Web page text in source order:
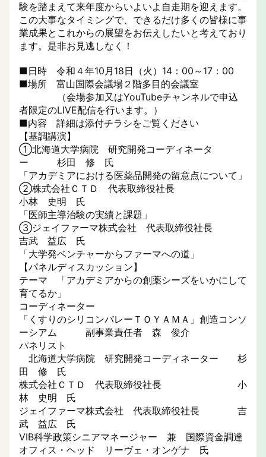
験を踏まえて来年度からいよいよ自走期を迎えます。
この大事なタイミングで、できるだけ多くの皆様に事
業成果とこれからの展望をお伝えしたいと考えており
ます。是非お見逃しなく！
■日時 令和４年10月18日（火）14：00～17：00
■場所 富山国際会議場２階多目的会議室
（会場参加又はYouTubeチャンネルで申込
者限定のLIVE配信を行います。）
■内容 詳細は添付チラシをご覧ください
【基調講演】
①北海道大学病院 研究開発コーディネータ
ー 杉田 修 氏
「アカデミアにおける医薬品開発の留意点について」
②株式会社ＣＴＤ 代表取締役社長
小林 史明 氏
「医師主導治験の実績と課題」
③ジェイファーマ株式会社 代表取締役社長
吉武 益広 氏
「大学発ベンチャーからファーマへの道」
【パネルディスカッション】
テーマ 「アカデミアからの創薬シーズをいかにして
育てるか」
コーディネーター
「くすりのシリコンバレーＴＯＹＡＭＡ」創造コンソ
ーシアム 副事業責任者 森 俊介
パネリスト
北海道大学病院 研究開発コーディネーター 杉
田 修 氏
株式会社ＣＴＤ 代表取締役社長 小
林 史明 氏
ジェイファーマ株式会社 代表取締役社長 吉
武 益広 氏
VIB科学政策シニアマネージャー 兼 国際資金調達
オフィス・ヘッド リーヴェ・オンゲナ 氏